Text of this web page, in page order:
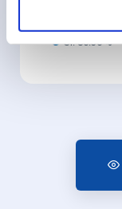
Sí: 86.36 %